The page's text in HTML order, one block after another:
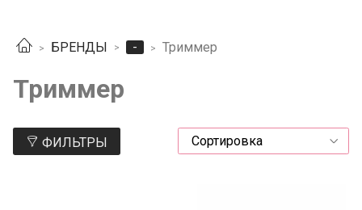
БРЕНДЫ - Триммер
Триммер
ФИЛЬТРЫ